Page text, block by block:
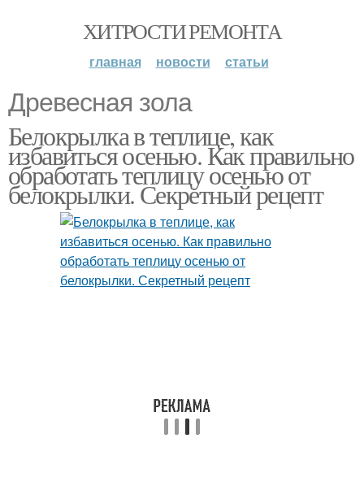
ХИТРОСТИ РЕМОНТА
главная новости статьи
Древесная зола
Белокрылка в теплице, как
избавиться осенью. Как правильно
обработать теплицу осенью от
белокрылки. Секретный рецепт